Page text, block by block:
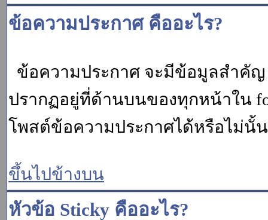
ข้อความประกาศ คืออะไร?
ข้อความประกาศ จะมีข้อมูลสำคั
ปรากฏอยู่ที่ด้านบนของทุกหน้าใน
โพสต์ข้อความประกาศได้หรือไม่นั้
ขึ้นไปข้างบน
หัวข้อ Sticky คืออะไร?